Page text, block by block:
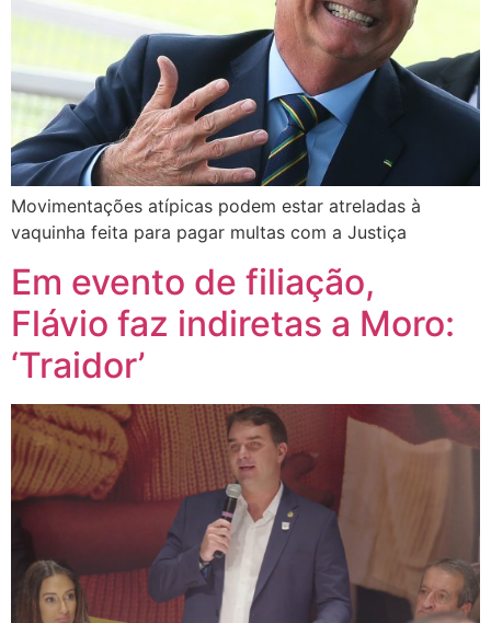
Movimentações atípicas podem estar atreladas à
vaquinha feita para pagar multas com a Justiça
Em evento de filiação,
Flávio faz indiretas a Moro:
‘Traidor’